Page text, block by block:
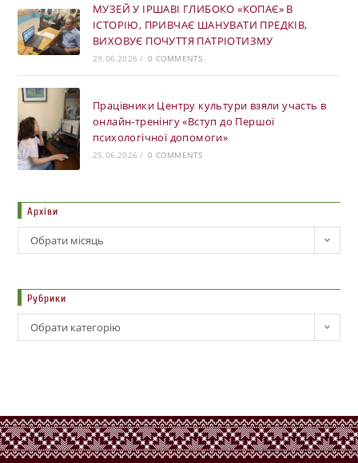
МУЗЕЙ У ІРШАВІ ГЛИБОКО «КОПАЄ» В
ІСТОРІЮ, ПРИВЧАЄ ШАНУВАТИ ПРЕДКІВ,
ВИХОВУЄ ПОЧУТТЯ ПАТРІОТИЗМУ
29.06.2026 / 0 COMMENTS
Працівники Центру культури взяли участь в
онлайн-тренінгу «Вступ до Першої
психологічної допомоги»
25.06.2026 / 0 COMMENTS
Архіви
Обрати місяць
Рубрики
Обрати категорію